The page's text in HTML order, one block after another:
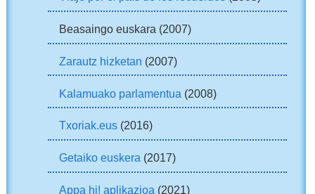
Beasaingo euskara (2007)
Zarautz hizketan (2007)
Kalamuako parlamentua (2008)
Txoriak.eus(2016)
Getaiko euskera (2017)
Appa hi! aplikazioa (2021)